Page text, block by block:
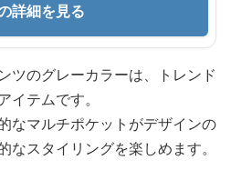
詳細を見る
ツのグレーカラーは、トレンド
テムです。
なマルチポケットがデザインの
なスタイリングを楽しめます。